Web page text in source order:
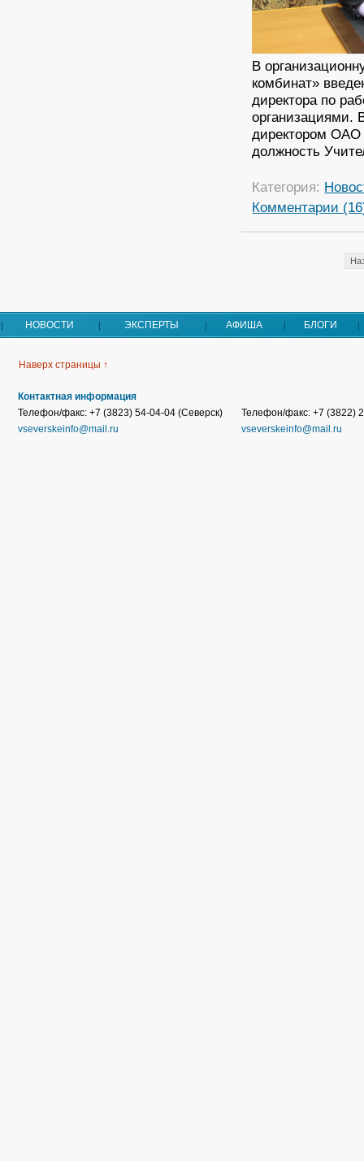
В
комбинат»
директора по
организациями.
директором ОАО
должность
Категория:
Комментарии
НОВОСТИ ЭКСПЕРТЫ АФИША БЛОГИ
Наверх страницы ↑
Контактная информация
Телефон/факс: +7 (3823) 54-04-04 (Северск)
vseverskeinfo@mail.ru
Телефон/факс: +7 (3822)
vseverskeinfo@mail.ru